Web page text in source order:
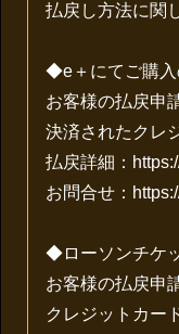
払戻し方法に関
◆e＋にてご購入
お客様の払戻申
決済されたクレ
払戻詳細：
お問合せ：
◆ローソンチケ
お客様の払戻申
クレジットカー